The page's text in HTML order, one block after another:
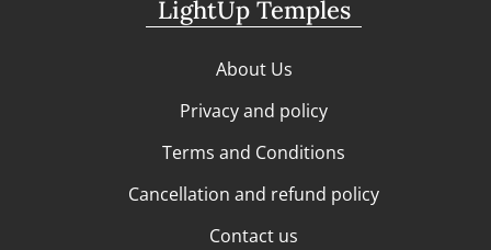
LightUp Temples
About Us
Privacy and policy
Terms and Conditions
Cancellation and refund policy
Contact us